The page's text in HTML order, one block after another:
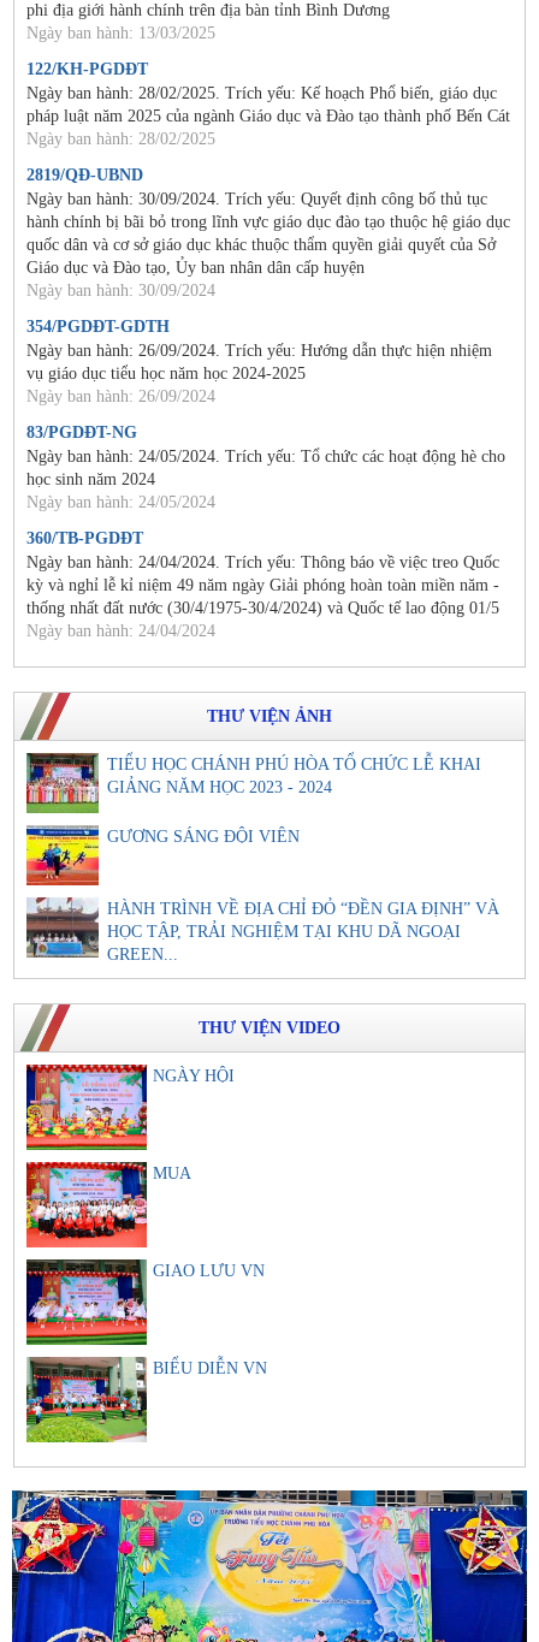
phi địa giới hành chính trên địa bàn tỉnh Bình Dương
Ngày ban hành: 13/03/2025
122/KH-PGDĐT
Ngày ban hành: 28/02/2025. Trích yếu: Kế hoạch Phổ biến, giáo dục
pháp luật năm 2025 của ngành Giáo dục và Đào tạo thành phố Bến Cát
Ngày ban hành: 28/02/2025
2819/QĐ-UBND
Ngày ban hành: 30/09/2024. Trích yếu: Quyết định công bố thủ tục
hành chính bị bãi bỏ trong lĩnh vực giáo dục đào tạo thuộc hệ giáo dục
quốc dân và cơ sở giáo dục khác thuộc thẩm quyền giải quyết của Sở
Giáo dục và Đào tạo, Ủy ban nhân dân cấp huyện
Ngày ban hành: 30/09/2024
354/PGDĐT-GDTH
Ngày ban hành: 26/09/2024. Trích yếu: Hướng dẫn thực hiện nhiệm
vụ giáo dục tiểu học năm học 2024-2025
Ngày ban hành: 26/09/2024
83/PGDĐT-NG
Ngày ban hành: 24/05/2024. Trích yếu: Tổ chức các hoạt động hè cho
học sinh năm 2024
Ngày ban hành: 24/05/2024
360/TB-PGDĐT
Ngày ban hành: 24/04/2024. Trích yếu: Thông báo về việc treo Quốc
kỳ và nghỉ lễ kỉ niệm 49 năm ngày Giải phóng hoàn toàn miền năm -
thống nhất đất nước (30/4/1975-30/4/2024) và Quốc tế lao động 01/5
Ngày ban hành: 24/04/2024
THƯ VIỆN ẢNH
TIỂU HỌC CHÁNH PHÚ HÒA TỔ CHỨC LỄ KHAI
GIẢNG NĂM HỌC 2023 - 2024
GƯƠNG SÁNG ĐỘI VIÊN
HÀNH TRÌNH VỀ ĐỊA CHỈ ĐỎ “ĐỀN GIA ĐỊNH” VÀ
HỌC TẬP, TRẢI NGHIỆM TẠI KHU DÃ NGOẠI
GREEN...
THƯ VIỆN VIDEO
NGÀY HỘI
MUA
GIAO LƯU VN
BIỂU DIỄN VN